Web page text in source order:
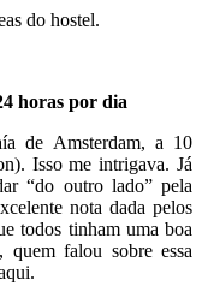
do hostel.
horas por dia
de Amsterdam, a 10
Isso me intrigava. Já
“do outro lado” pela
nota dada pelos
todos tinham uma boa
quem falou sobre essa